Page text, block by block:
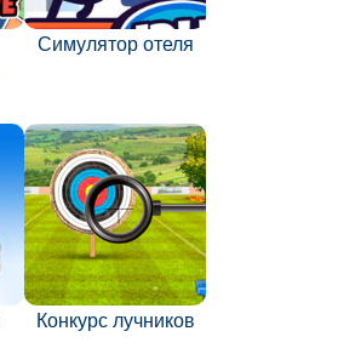
Симулятор отеля
Конкурс лучников